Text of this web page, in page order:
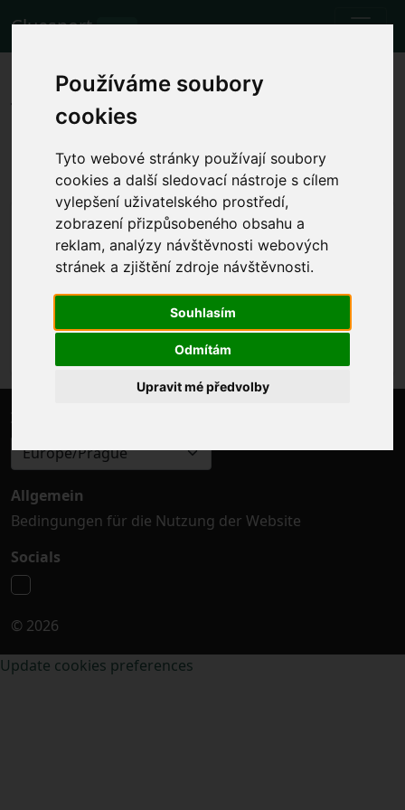
Používáme soubory
cookies
Tyto webové stránky používají soubory
cookies a další sledovací nástroje s cílem
vylepšení uživatelského prostředí,
zobrazení přizpůsobeného obsahu a
reklam, analýzy návštěvnosti webových
stránek a zjištění zdroje návštěvnosti.
Souhlasím
Odmítám
Upravit mé předvolby
Cluesport BETA
Die besten Flugtarife und
Tickets für das Fußballspiel
Liverpool FC gegen West Ham.
Spiele 24.9.2023 Liverpool FC 3 - 1 West Ham
Lokale Spielzeit anzeigen
So. 24.9.2023 die Zeit wird festgelegt
Anfield, Liverpool (England)
Premier League
Das Ereignis ist bereits eingetreten. Sie können
jedoch ein anderes Ereignis versuchen.
Zeitzone auswählen
Europe/Prague
Allgemein
Bedingungen für die Nutzung der Website
Socials
© 2026
Update cookies preferences